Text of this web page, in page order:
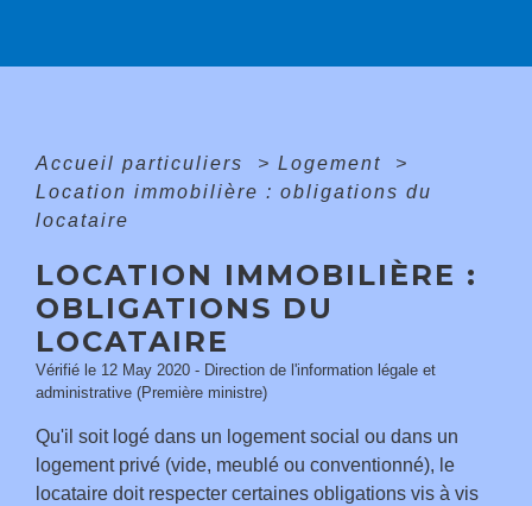
Accueil particuliers > Logement
>
Location immobilière : obligations du
locataire
LOCATION IMMOBILIÈRE :
OBLIGATIONS DU
LOCATAIRE
Vérifié le 12 May 2020 - Direction de l'information légale et
administrative (Première ministre)
Qu'il soit logé dans un logement social ou dans un
logement privé (vide, meublé ou conventionné), le
locataire doit respecter certaines obligations vis à vis